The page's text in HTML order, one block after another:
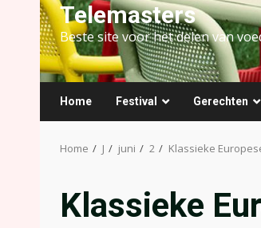
Telemasters
Beste site voor het delen van
Home Festival Gerechten
Home J juni 2 Klassieke
Klassieke